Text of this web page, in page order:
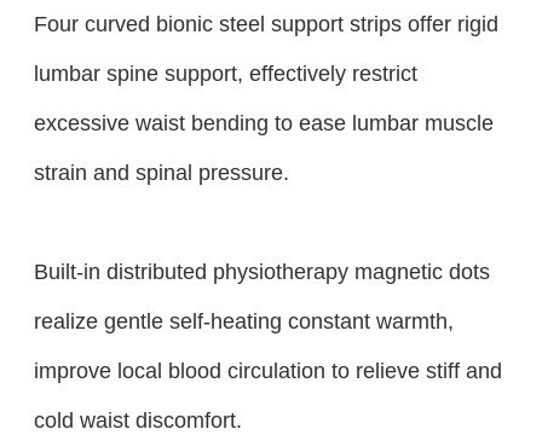
Four curved bionic steel support strips offer rigid
lumbar spine support, effectively restrict
excessive waist bending to ease lumbar muscle
strain and spinal pressure.
Built-in distributed physiotherapy magnetic dots
realize gentle self-heating constant warmth,
improve local blood circulation to relieve stiff and
cold waist discomfort.